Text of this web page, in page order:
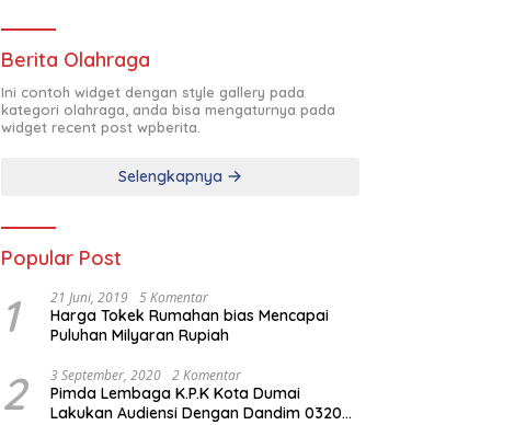
Berita Olahraga
Ini contoh widget dengan style gallery pada
kategori olahraga, anda bisa mengaturnya pada
widget recent post wpberita.
Selengkapnya
Popular Post
1 21 Juni, 2019 5 Komentar
Harga Tokek Rumahan bias Mencapai
Puluhan Milyaran Rupiah
2 3 September, 2020 2 Komentar
Pimda Lembaga K.P.K Kota Dumai
Lakukan Audiensi Dengan Dandim 0320